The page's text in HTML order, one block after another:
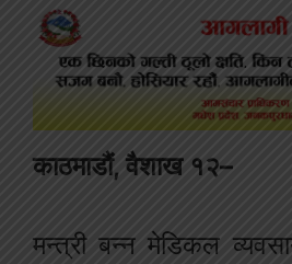
काठमाडौं, वैशाख १२–
मन्त्री बन्न मेडिकल